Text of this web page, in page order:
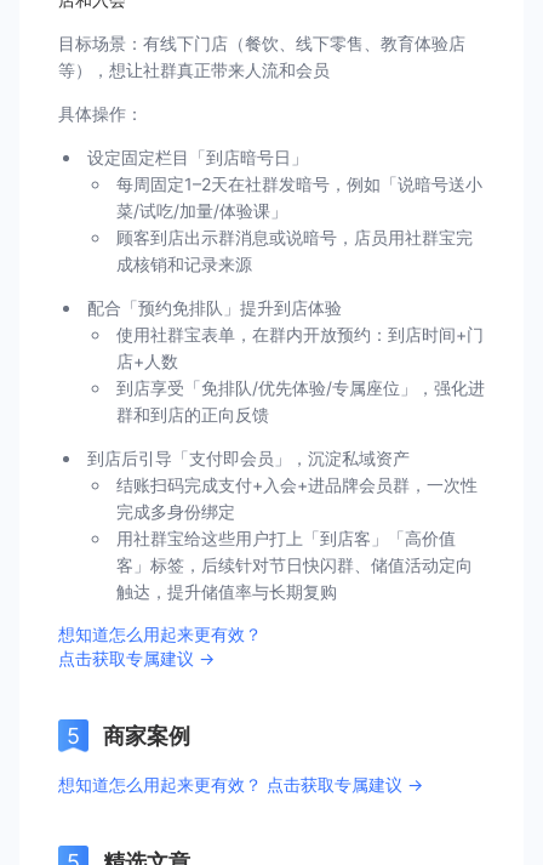
目标场景：有线下门店（餐饮、线下零售、教育体验店
等），想让社群真正带来人流和会员
具体操作：
设定固定栏目「到店暗号日」
每周固定1–2天在社群发暗号，例如「说暗号送小
菜/试吃/加量/体验课」
顾客到店出示群消息或说暗号，店员用社群宝完
成核销和记录来源
配合「预约免排队」提升到店体验
使用社群宝表单，在群内开放预约：到店时间+门
店+人数
到店享受「免排队/优先体验/专属座位」，强化进
群和到店的正向反馈
到店后引导「支付即会员」，沉淀私域资产
结账扫码完成支付+入会+进品牌会员群，一次性
完成多身份绑定
用社群宝给这些用户打上「到店客」「高价值
客」标签，后续针对节日快闪群、储值活动定向
触达，提升储值率与长期复购
想知道怎么用起来更有效？
点击获取专属建议 →
商家案例
想知道怎么用起来更有效？ 点击获取专属建议 →